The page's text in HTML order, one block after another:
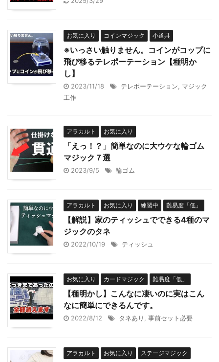
お気に入り コインマジック 小道具
※いっさい触りません。コインがコップに
飛び移るテレポーテーション【種明か
し】
2023/11/18 テレポーテーション
マジック
工作
アラカルト お気に入り
「えっ！？」簡単なのに大ウケな輪ゴム
マジック７選
2023/9/5 輪ゴム
アラカルト お気に入り 練習中 難易度「低」
【解説】家のティッシュでできる4種のマ
ジックのタネ
2022/10/19 ティッシュ
お気に入り カードマジック 難易度「低」
【種明かし】こんなに凄いのに実はこん
なに簡単にできるんです。
2022/8/12 タネあり 事前セット必要
アラカルト お気に入り ステージマジック